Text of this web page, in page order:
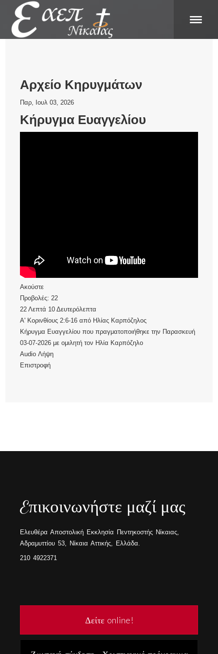
Αρχείο Κηρυγμάτων
Παρ, Ιουλ 03, 2026
Κήρυγμα Ευαγγελίου
Ακούστε
Προβολές:22
22 Λεπτά 10 Δευτερόλεπτα
Α' Κορινθίους 2:6-16 από Ηλίας Καρπόζηλος
Κήρυγμα Ευαγγελίου που πραγματοποιήθηκε την Παρασκευή
03-07-2026 με ομιλητή τον Ηλία Καρπόζηλο
Audio Λήψη
Επιστροφή
Eπικοινωνήστε μαζί μας
Ελευθέρα Αποστολική Εκκλησία Πεντηκοστής Νίκαιας,
Αδραμυττίου 53, Νίκαια Αττικής, Ελλάδα.
210 4922371
Δείτε online!